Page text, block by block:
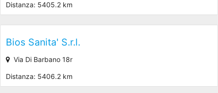
Distanza: 5405.2 km
Bios Sanita' S.r.l.
Via Di Barbano 18r
Distanza: 5406.2 km